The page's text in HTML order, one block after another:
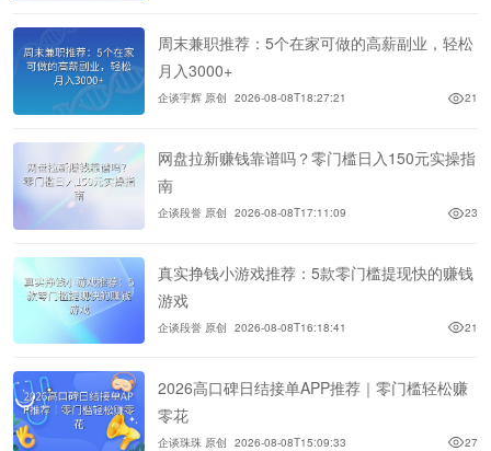
周末兼职推荐：5个在家可做的高薪副业，轻松
月入3000+
企谈宇辉 原创 2026-08-08T18:27:21 21
网盘拉新赚钱靠谱吗？零门槛日入150元实操指
南
企谈段誉 原创 2026-08-08T17:11:09 23
真实挣钱小游戏推荐：5款零门槛提现快的赚钱
游戏
企谈段誉 原创 2026-08-08T16:18:41 21
2026高口碑日结接单APP推荐｜零门槛轻松赚
零花
企谈珠珠 原创 2026-08-08T15:09:33 27